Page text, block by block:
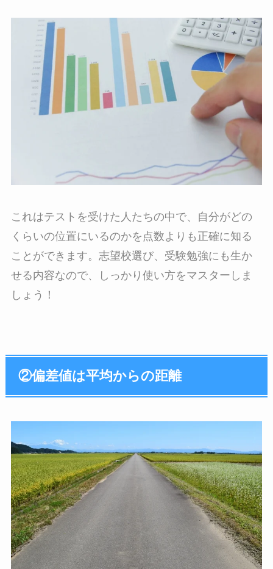
これはテストを受けた人たちの中で、自分がどの
くらいの位置にいるのかを点数よりも正確に知る
ことができます。志望校選び、受験勉強にも生か
せる内容なので、しっかり使い方をマスターしま
しょう！
②偏差値は平均からの距離